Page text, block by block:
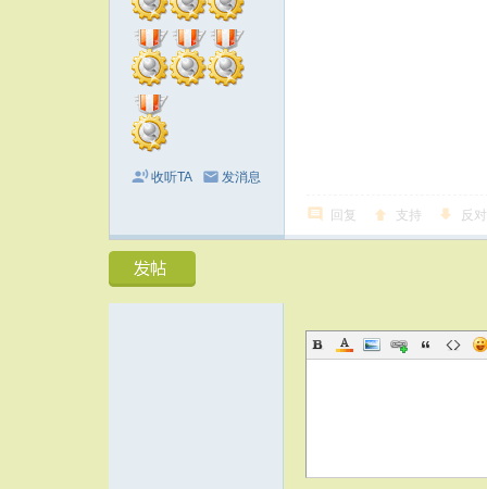
收听TA 发消息
回复 支持 反对